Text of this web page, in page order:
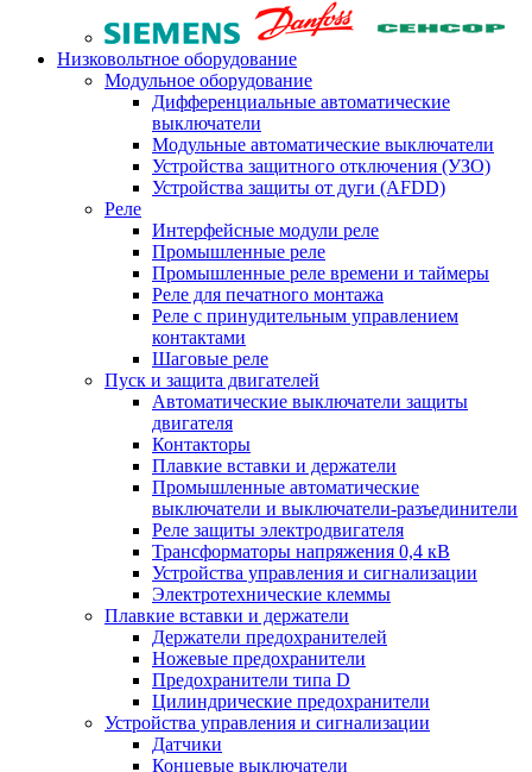
Низковольтное оборудование
Модульное оборудование
Дифференциальные автоматические
выключатели
Модульные автоматические выключатели
Устройства защитного отключения (УЗО)
Устройства защиты от дуги (AFDD)
Реле
Интерфейсные модули реле
Промышленные реле
Промышленные реле времени и таймеры
Реле для печатного монтажа
Реле с принудительным управлением
контактами
Шаговые реле
Пуск и защита двигателей
Автоматические выключатели защиты
двигателя
Контакторы
Плавкие вставки и держатели
Промышленные автоматические
выключатели и выключатели-разъединители
Реле защиты электродвигателя
Трансформаторы напряжения 0,4 кВ
Устройства управления и сигнализации
Электротехнические клеммы
Плавкие вставки и держатели
Держатели предохранителей
Ножевые предохранители
Предохранители типа D
Цилиндрические предохранители
Устройства управления и сигнализации
Датчики
Концевые выключатели